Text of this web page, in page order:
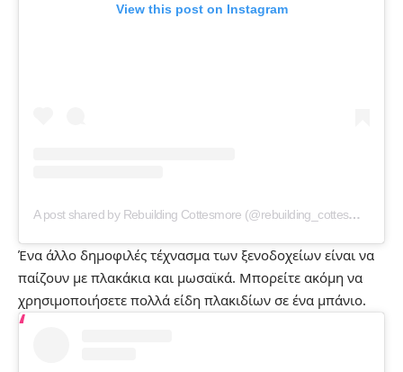
View this post on Instagram
A post shared by Rebuilding Cottesmore (@rebuilding_cottesmore)
Ένα άλλο δημοφιλές τέχνασμα των ξενοδοχείων είναι να
παίζουν με πλακάκια και μωσαϊκά. Μπορείτε ακόμη να
χρησιμοποιήσετε πολλά είδη πλακιδίων σε ένα μπάνιο.